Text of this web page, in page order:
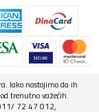
Iako nastojimo da ih
trenutno važećih.
72 47 012,